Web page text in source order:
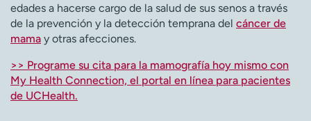
edades a hacerse cargo de la salud de sus senos a través
de la prevención y la detección temprana del cáncer de
mama y otras afecciones.
>> Programe su cita para la mamografía hoy mismo con
My Health Connection, el portal en línea para pacientes
de UCHealth.